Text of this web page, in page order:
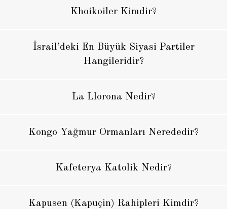
Khoikoiler Kimdir?
İsrail’deki En Büyük Siyasi Partiler
Hangileridir?
La Llorona Nedir?
Kongo Yağmur Ormanları Nerededir?
Kafeterya Katolik Nedir?
Kapusen (Kapuçin) Rahipleri Kimdir?